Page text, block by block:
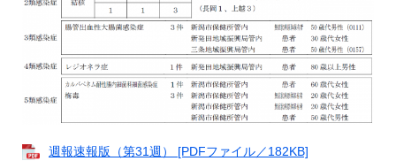
週報速報版（第31週） [PDFファイル／182KB]